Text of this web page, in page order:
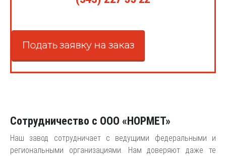
Подать заявку на заказ
Сотрудничество с ООО «НОРМЕТ»
Наш завод сотрудничает с ведущими федеральными и
региональными организациями. Нам доверяют даже те